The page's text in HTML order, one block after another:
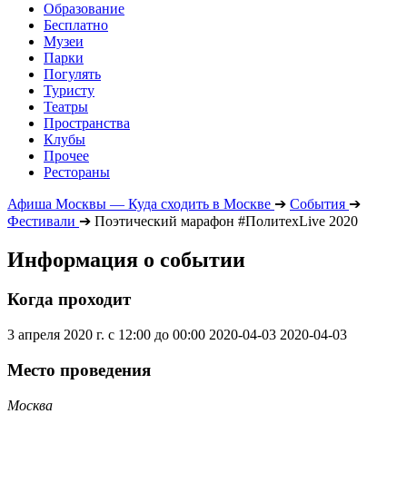
Образование
Бесплатно
Музеи
Парки
Погулять
Туристу
Театры
Пространства
Клубы
Прочее
Рестораны
Афиша Москвы — Куда сходить в Москве ➔ События ➔
Фестивали ➔ Поэтический марафон #ПолитехLive 2020
Информация о событии
Когда проходит
3 апреля 2020 г. с 12:00 до 00:00 2020-04-03 2020-04-03
Место проведения
Москва